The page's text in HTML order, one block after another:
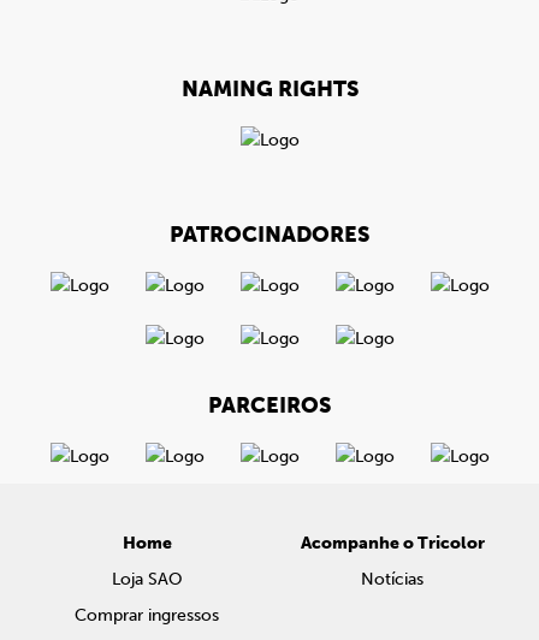
NAMING RIGHTS
PATROCINADORES
PARCEIROS
Home
Loja SAO
Comprar ingressos
Acompanhe o Tricolor
Notícias